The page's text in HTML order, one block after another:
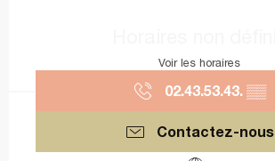
Voir les horaires
02.43.53.43. ▒▒
Contactez-nous